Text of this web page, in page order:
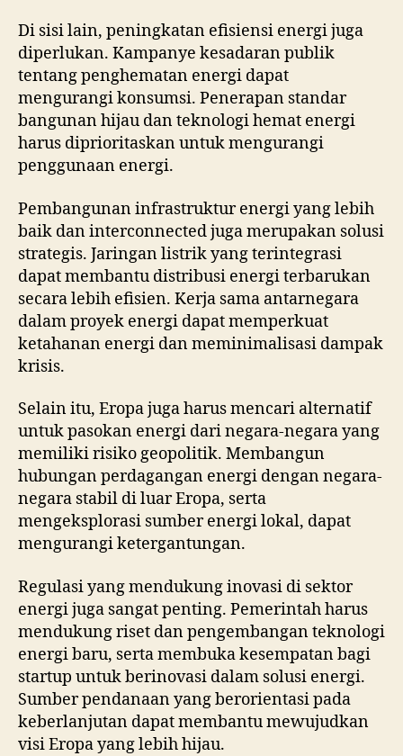
Di sisi lain, peningkatan efisiensi energi juga
diperlukan. Kampanye kesadaran publik
tentang penghematan energi dapat
mengurangi konsumsi. Penerapan standar
bangunan hijau dan teknologi hemat energi
harus diprioritaskan untuk mengurangi
penggunaan energi.
Pembangunan infrastruktur energi yang lebih
baik dan interconnected juga merupakan solusi
strategis. Jaringan listrik yang terintegrasi
dapat membantu distribusi energi terbarukan
secara lebih efisien. Kerja sama antarnegara
dalam proyek energi dapat memperkuat
ketahanan energi dan meminimalisasi dampak
krisis.
Selain itu, Eropa juga harus mencari alternatif
untuk pasokan energi dari negara-negara yang
memiliki risiko geopolitik. Membangun
hubungan perdagangan energi dengan negara-
negara stabil di luar Eropa, serta
mengeksplorasi sumber energi lokal, dapat
mengurangi ketergantungan.
Regulasi yang mendukung inovasi di sektor
energi juga sangat penting. Pemerintah harus
mendukung riset dan pengembangan teknologi
energi baru, serta membuka kesempatan bagi
startup untuk berinovasi dalam solusi energi.
Sumber pendanaan yang berorientasi pada
keberlanjutan dapat membantu mewujudkan
visi Eropa yang lebih hijau.